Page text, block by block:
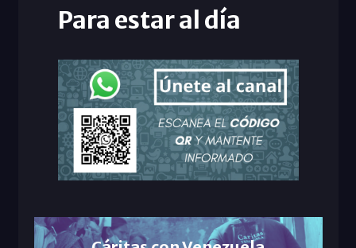
Para estar al día